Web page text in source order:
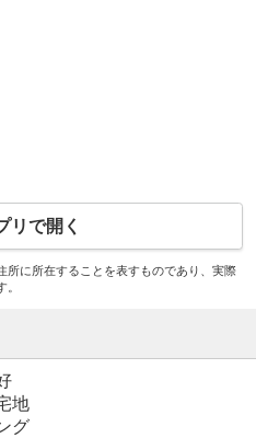
リで開く
に所在することを表すものであり、実際
地
グ